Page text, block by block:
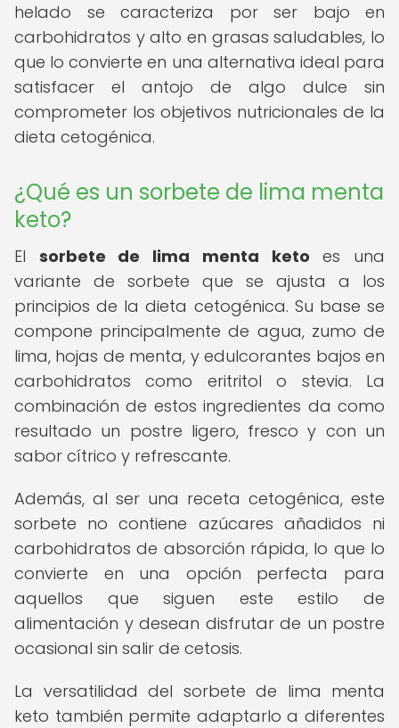
helado se caracteriza por ser bajo en
carbohidratos y alto en grasas saludables, lo
que lo convierte en una alternativa ideal para
satisfacer el antojo de algo dulce sin
comprometer los objetivos nutricionales de la
dieta cetogénica.
¿Qué es un sorbete de lima menta
keto?
El sorbete de lima menta keto es una
variante de sorbete que se ajusta a los
principios de la dieta cetogénica. Su base se
compone principalmente de agua, zumo de
lima, hojas de menta, y edulcorantes bajos en
carbohidratos como eritritol o stevia. La
combinación de estos ingredientes da como
resultado un postre ligero, fresco y con un
sabor cítrico y refrescante.
Además, al ser una receta cetogénica, este
sorbete no contiene azúcares añadidos ni
carbohidratos de absorción rápida, lo que lo
convierte en una opción perfecta para
aquellos que siguen este estilo de
alimentación y desean disfrutar de un postre
ocasional sin salir de cetosis.
La versatilidad del sorbete de lima menta
keto también permite adaptarlo a diferentes